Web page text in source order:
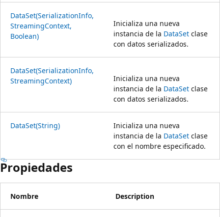
DataSet(SerializationInfo,
StreamingContext,
Boolean)
Inicializa una nueva
instancia de la DataSet clase
con datos serializados.
DataSet(SerializationInfo,
StreamingContext)
Inicializa una nueva
instancia de la DataSet clase
con datos serializados.
DataSet(String)
Inicializa una nueva
instancia de la DataSet clase
con el nombre especificado.
Propiedades
Nombre Description